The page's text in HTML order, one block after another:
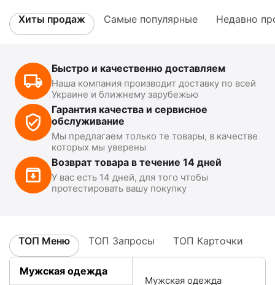
Хиты продаж Самые популярные Недавно
Быстро и качественно доставляем
Наша компания производит доставку по всей
Украине и ближнему зарубежью
Гарантия качества и сервисное
обслуживание
Мы предлагаем только те товары, в качестве
которых мы уверены
Возврат товара в течение 14 дней
У вас есть 14 дней, для того чтобы
протестировать вашу покупку
ТОП Меню ТОП Запросы ТОП Карточки
Мужская одежда
Мужская одежда